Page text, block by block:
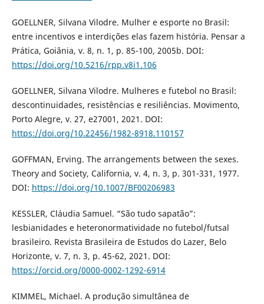
GOELLNER, Silvana Vilodre. Mulher e esporte no Brasil:
entre incentivos e interdições elas fazem história. Pensar a
Prática, Goiânia, v. 8, n. 1, p. 85-100, 2005b. DOI:
https://doi.org/10.5216/rpp.v8i1.106
GOELLNER, Silvana Vilodre. Mulheres e futebol no Brasil:
descontinuidades, resistências e resiliências. Movimento,
Porto Alegre, v. 27, e27001, 2021. DOI:
https://doi.org/10.22456/1982-8918.110157
GOFFMAN, Erving. The arrangements between the sexes.
Theory and Society, California, v. 4, n. 3, p. 301-331, 1977.
DOI: https://doi.org/10.1007/BF00206983
KESSLER, Cláudia Samuel. “São tudo sapatão”:
lesbianidades e heteronormatividade no futebol/futsal
brasileiro. Revista Brasileira de Estudos do Lazer, Belo
Horizonte, v. 7, n. 3, p. 45-62, 2021. DOI:
https://orcid.org/0000-0002-1292-6914
KIMMEL, Michael. A produção simultânea de